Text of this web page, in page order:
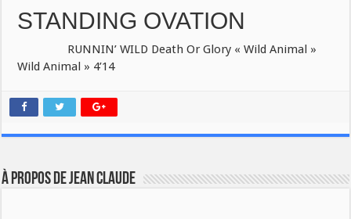
STANDING OVATION
RUNNIN’ WILD Death Or Glory « Wild Animal »
Wild Animal » 4’14
À propos de JEAN CLAUDE